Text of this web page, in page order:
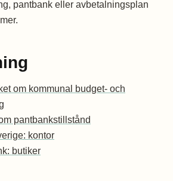
pantbank eller avbetalningsplan
om kommunal budget- och
pantbankstillstånd
kontor
butiker